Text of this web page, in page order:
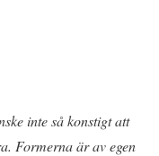
inte så konstigt att
Formerna är av egen